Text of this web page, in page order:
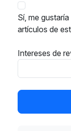
Sí, me
artículos de
Intereses de